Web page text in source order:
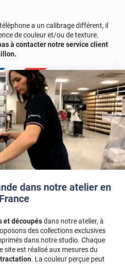
dans notre atelier en
France
et découpésdans notre atelier, à
des collections exclusives
dans notre studio. Chaque
est réalisé aux mesures du
. La couleur perçue peut
de faire une demande
a un calibrage différent, il
de couleur et/ou de texture.
à contacter notre service client